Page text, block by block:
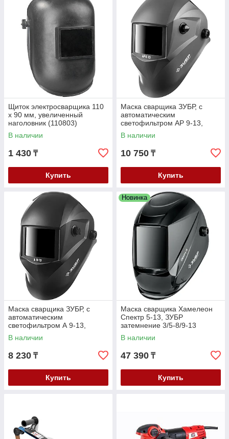
Щиток электросварщика 110
х 90 мм, увеличенный
наголовник (110803)
В наличии
1 430 ₸
Купить
Маска сварщика ЗУБР, с
автоматическим
светофильтром АР 9-13,
затемнение 4/9-13, серия
"Профессионал" (11073)
В наличии
10 750 ₸
Купить
Маска сварщика ЗУБР, с
автоматическим
светофильтром А 9-13,
затемнение 4/9-13, серия
"Профессионал" (11076)
В наличии
8 230 ₸
Купить
Новинка
Маска сварщика Хамелеон
Спектр 5-13, ЗУБР
затемнение 3/5-8/9-13
(11069_z01)
В наличии
47 390 ₸
Купить